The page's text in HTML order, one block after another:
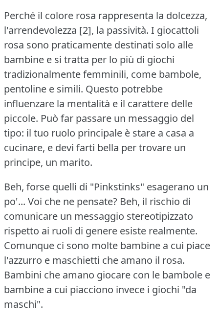
Perché il colore rosa rappresenta la dolcezza,
l'arrendevolezza [2], la passività. I giocattoli
rosa sono praticamente destinati solo alle
bambine e si tratta per lo più di giochi
tradizionalmente femminili, come bambole,
pentoline e simili. Questo potrebbe
influenzare la mentalità e il carattere delle
piccole. Può far passare un messaggio del
tipo: il tuo ruolo principale è stare a casa a
cucinare, e devi farti bella per trovare un
principe, un marito.
Beh, forse quelli di "Pinkstinks" esagerano un
po'... Voi che ne pensate? Beh, il rischio di
comunicare un messaggio stereotipizzato
rispetto ai ruoli di genere esiste realmente.
Comunque ci sono molte bambine a cui piace
l'azzurro e maschietti che amano il rosa.
Bambini che amano giocare con le bambole e
bambine a cui piacciono invece i giochi "da
maschi".